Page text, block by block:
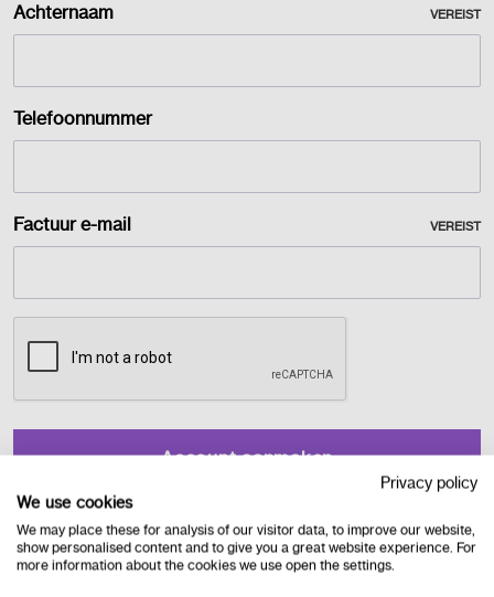
Achternaam VEREIST
Telefoonnummer
Factuur e-mail VEREIST
Privacy policy
We use cookies
We may place these for analysis of our visitor data, to improve our website,
show personalised content and to give you a great website experience. For
more information about the cookies we use open the settings.